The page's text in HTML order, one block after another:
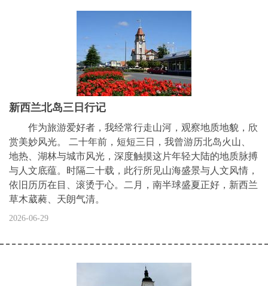
新西兰北岛三日行记
作为旅游爱好者，我经常行走山河，观察地质地貌，欣
赏美妙风光。 二十年前，短短三日，我曾游历北岛火山、
地热、湖林与城市风光，深度触摸这片年轻大陆的地质脉搏
与人文底蕴。时隔二十载，此行所见山海盛景与人文风情，
依旧历历在目、滚烫于心。二月，南半球盛夏正好，新西兰
草木葳蕤、天朗气清。
2026-06-29